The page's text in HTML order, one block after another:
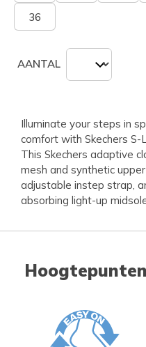
36
AANTAL
Illuminate your steps in
comfort with Skechers
This Skechers adaptive
mesh and synthetic
adjustable instep strap,
absorbing light-up